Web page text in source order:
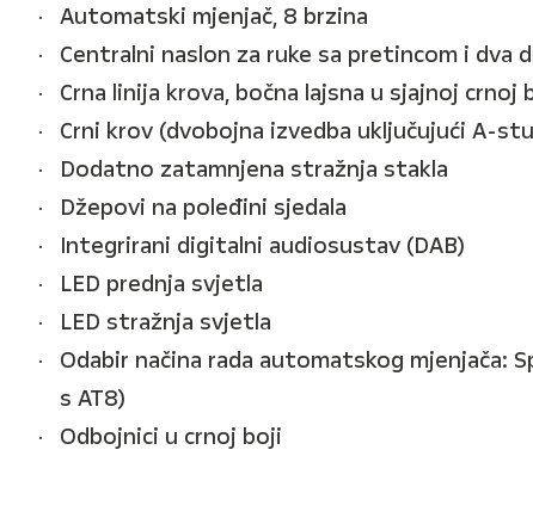
Automatski mjenjač, 8 brzina
Centralni naslon za ruke sa pretincom i dva
Crna linija krova, bočna lajsna u sjajnoj crnoj
Crni krov (dvobojna izvedba uključujući A-
Dodatno zatamnjena stražnja stakla
Džepovi na poleđini sjedala
Integrirani digitalni audiosustav (DAB)
LED prednja svjetla
LED stražnja svjetla
Odabir načina rada automatskog mjenjača:
s AT8)
Odbojnici u crnoj boji